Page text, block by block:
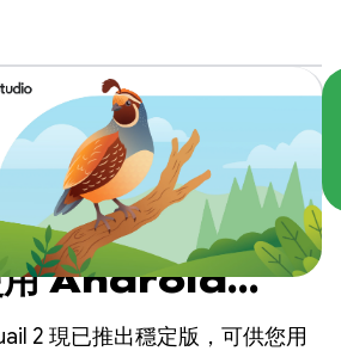
Quail 2
用 Android
理程式執行多項
2 現已推出穩定版，可供您用